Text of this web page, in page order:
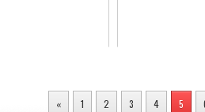
« 1 2 3 4 5